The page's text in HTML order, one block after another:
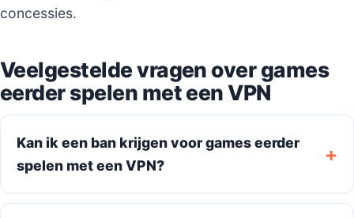
concessies.
Veelgestelde vragen over games
eerder spelen met een VPN
Kan ik een ban krijgen voor games eerder
spelen met een VPN?